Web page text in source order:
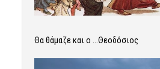
Θα θάμαζε και ο …Θεοδόσιος